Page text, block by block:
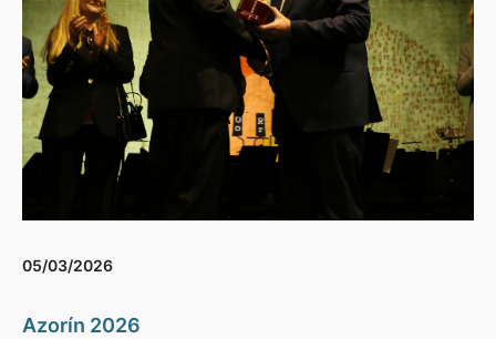
05/03/2026
Azorín 2026